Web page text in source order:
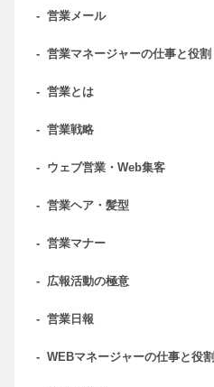
- 営業メール
- 営業マネージャーの仕事と役割
- 営業とは
- 営業戦略
- ウェブ営業・Web集客
- 営業ヘア・髪型
- 営業マナー
- 広報活動の極意
- 営業日報
- WEBマネージャーの仕事と役割